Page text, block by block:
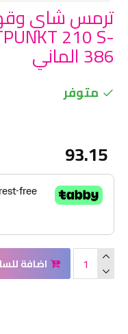
210 S-
386 الماني
متوفر
93.15
اضافة